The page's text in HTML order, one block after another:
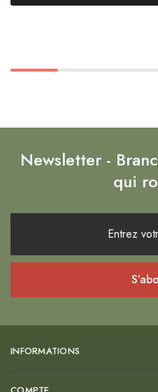
Newsletter -
qui
INFORMATIONS